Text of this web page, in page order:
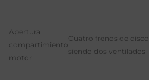
Apertura
compartimiento
motor
Cuatro frenos de disco
siendo dos ventilados